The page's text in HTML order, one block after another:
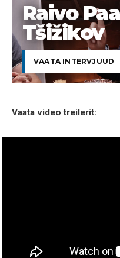
Raivo
Tšižikov
VAATA INTERVJUUD
Vaata video treilerit: